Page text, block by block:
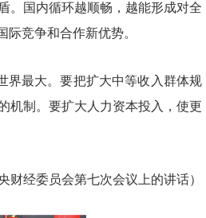
。国内循环越顺畅，越能形成对全
竞争和合作新优势。
最大。要把扩大中等收入群体规
机制。要扩大人力资本投入，使更
财经委员会第七次会议上的讲话）